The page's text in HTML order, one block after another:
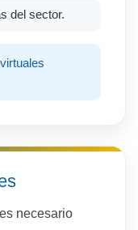
del sector.
necesario